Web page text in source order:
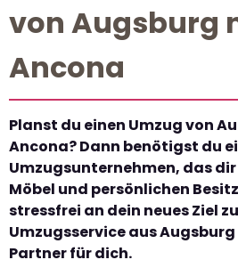
von Augsburg
Ancona
Planst du einen Umzug von
Ancona? Dann benötigst du
Umzugsunternehmen, das
Möbel und persönlichen
stressfrei an dein neues Ziel
Umzugsservice aus
Partner für dich.